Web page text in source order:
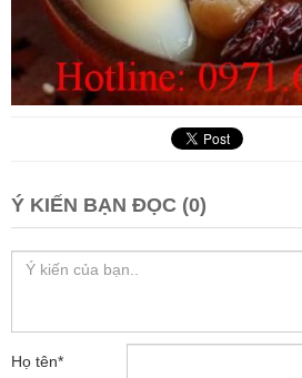
Ý KIẾN BẠN ĐỌC (0)
Họ tên*